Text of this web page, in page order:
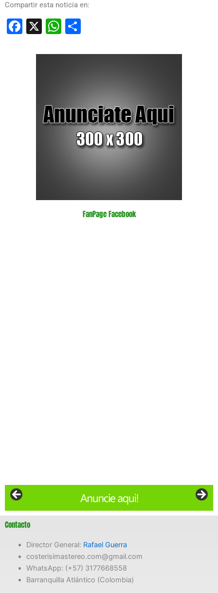
Compartir esta noticia en:
Facebook
X WhatsApp
FanPage Facebook
Contacto
Director General: Rafael Guerra
costerisimastereo.com@gmail.com
WhatsApp: (+57) 3177668558
Barranquilla Atlántico (Colombia)